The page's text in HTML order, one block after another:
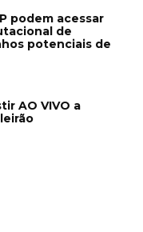
podem acessar
de
potenciais de
AO VIVO a